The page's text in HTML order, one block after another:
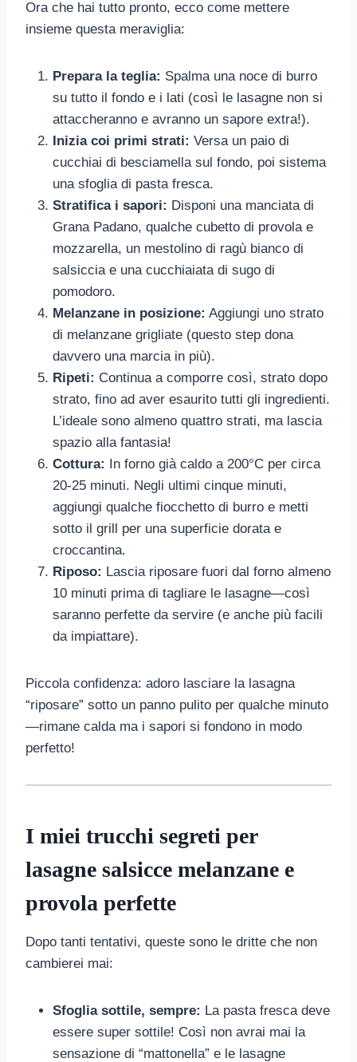
Ora che hai tutto pronto, ecco come mettere
insieme questa meraviglia:
Prepara la teglia: Spalma una noce di burro
su tutto il fondo e i lati (così le lasagne non si
attaccheranno e avranno un sapore extra!).
Inizia coi primi strati: Versa un paio di
cucchiai di besciamella sul fondo, poi sistema
una sfoglia di pasta fresca.
Stratifica i sapori: Disponi una manciata di
Grana Padano, qualche cubetto di provola e
mozzarella, un mestolino di ragù bianco di
salsiccia e una cucchiaiata di sugo di
pomodoro.
Melanzane in posizione: Aggiungi uno strato
di melanzane grigliate (questo step dona
davvero una marcia in più).
Ripeti: Continua a comporre così, strato dopo
strato, fino ad aver esaurito tutti gli ingredienti.
L’ideale sono almeno quattro strati, ma lascia
spazio alla fantasia!
Cottura: In forno già caldo a 200°C per circa
20-25 minuti. Negli ultimi cinque minuti,
aggiungi qualche fiocchetto di burro e metti
sotto il grill per una superficie dorata e
croccantina.
Riposo: Lascia riposare fuori dal forno almeno
10 minuti prima di tagliare le lasagne—così
saranno perfette da servire (e anche più facili
da impiattare).
Piccola confidenza: adoro lasciare la lasagna
“riposare” sotto un panno pulito per qualche minuto
—rimane calda ma i sapori si fondono in modo
perfetto!
I miei trucchi segreti per
lasagne salsicce melanzane e
provola perfette
Dopo tanti tentativi, queste sono le dritte che non
cambierei mai:
Sfoglia sottile, sempre: La pasta fresca deve
essere super sottile! Così non avrai mai la
sensazione di “mattonella” e le lasagne